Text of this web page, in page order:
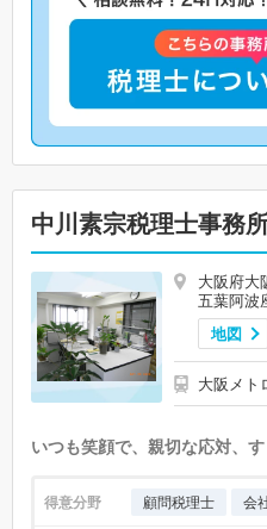
中川素宗税理士事務
大阪府大
五葉阿波
地図
大阪メト
いつも笑顔で、親切な応対、
得意分野 顧問税理士 会